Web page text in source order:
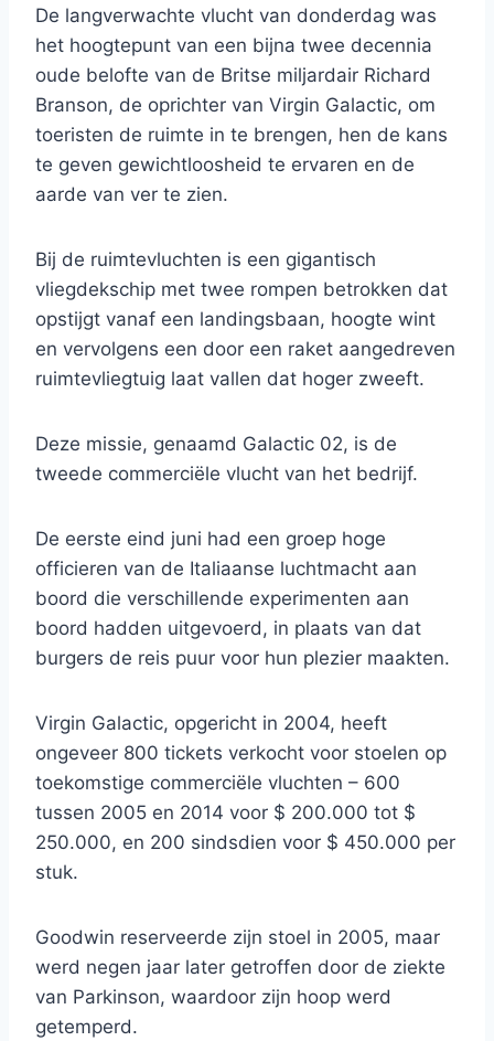
De langverwachte vlucht van donderdag was
het hoogtepunt van een bijna twee decennia
oude belofte van de Britse miljardair Richard
Branson, de oprichter van Virgin Galactic, om
toeristen de ruimte in te brengen, hen de kans
te geven gewichtloosheid te ervaren en de
aarde van ver te zien.
Bij de ruimtevluchten is een gigantisch
vliegdekschip met twee rompen betrokken dat
opstijgt vanaf een landingsbaan, hoogte wint
en vervolgens een door een raket aangedreven
ruimtevliegtuig laat vallen dat hoger zweeft.
Deze missie, genaamd Galactic 02, is de
tweede commerciële vlucht van het bedrijf.
De eerste eind juni had een groep hoge
officieren van de Italiaanse luchtmacht aan
boord die verschillende experimenten aan
boord hadden uitgevoerd, in plaats van dat
burgers de reis puur voor hun plezier maakten.
Virgin Galactic, opgericht in 2004, heeft
ongeveer 800 tickets verkocht voor stoelen op
toekomstige commerciële vluchten – 600
tussen 2005 en 2014 voor $ 200.000 tot $
250.000, en 200 sindsdien voor $ 450.000 per
stuk.
Goodwin reserveerde zijn stoel in 2005, maar
werd negen jaar later getroffen door de ziekte
van Parkinson, waardoor zijn hoop werd
getemperd.